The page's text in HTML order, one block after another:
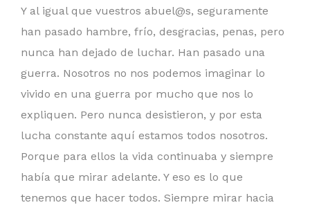
Y al igual que vuestros abuel@s, seguramente
han pasado hambre, frío, desgracias, penas, pero
nunca han dejado de luchar. Han pasado una
guerra. Nosotros no nos podemos imaginar lo
vivido en una guerra por mucho que nos lo
expliquen. Pero nunca desistieron, y por esta
lucha constante aquí estamos todos nosotros.
Porque para ellos la vida continuaba y siempre
había que mirar adelante. Y eso es lo que
tenemos que hacer todos. Siempre mirar hacia